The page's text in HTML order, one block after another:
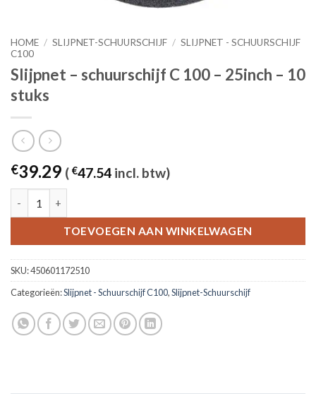
HOME / SLIJPNET-SCHUURSCHIJF / SLIJPNET - SCHUURSCHIJF
C100
Slijpnet – schuurschijf C 100 – 25inch – 10
stuks
€39.29 ( €47.54 incl. btw)
TOEVOEGEN AAN WINKELWAGEN
SKU:450601172510
Categorieën:Slijpnet - Schuurschijf C100,Slijpnet-Schuurschijf